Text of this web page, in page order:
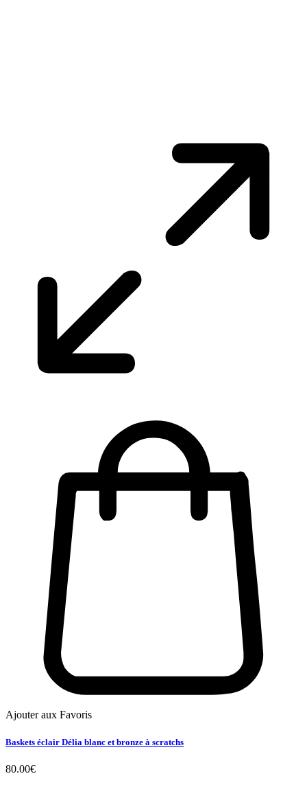
Ajouter aux Favoris
Baskets éclair Délia blanc et bronze à scratchs
80.00€